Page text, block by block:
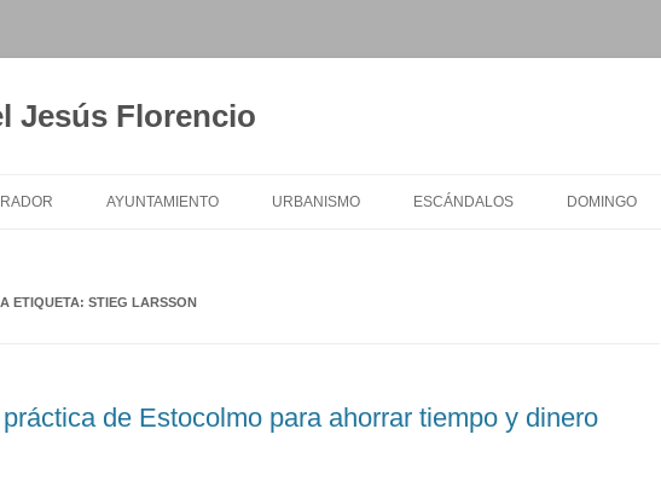
Jesús Florencio
AYUNTAMIENTO URBANISMO ESCÁNDALOS DOMINGO
ETIQUETA: STIEG LARSSON
de Estocolmo para ahorrar tiempo y dinero